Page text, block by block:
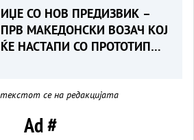
ИЏЕ СО НОВ ПРЕДИЗВИК –
ПРВ МАКЕДОНСКИ ВОЗАЧ КОЈ
ЌЕ НАСТАПИ СО ПРОТОТИП
се на редакцијата
Ad #